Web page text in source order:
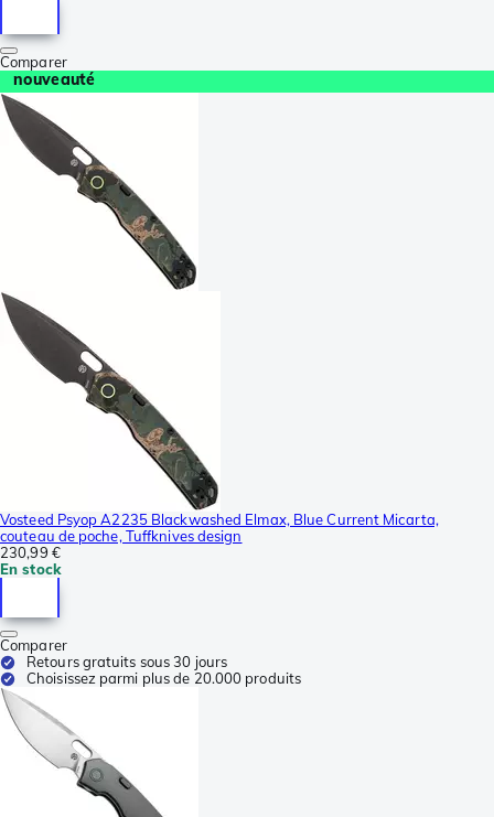
Comparer
nouveauté
Vosteed Psyop A2235 Blackwashed Elmax, Blue Current Micarta,
couteau de poche, Tuffknives design
230,99 €
En stock
Comparer
Retours gratuits sous 30 jours
Choisissez parmi plus de 20.000 produits